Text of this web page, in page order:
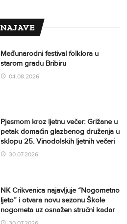
NAJAVE
Međunarodni festival folklora u
starom gradu Bribiru
04.08.2026
Pjesmom kroz ljetnu večer: Grižane u
petak domaćin glazbenog druženja u
sklopu 25. Vinodolskih ljetnih večeri
30.07.2026
NK Crikvenica najavljuje “Nogometno
ljeto” i otvara novu sezonu Škole
nogometa uz osnažen stručni kadar